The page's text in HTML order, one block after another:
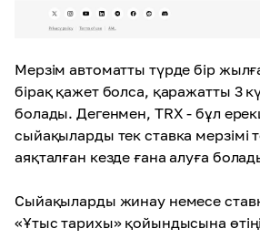
Мерзім автоматты түрде бір
бірақ қажет болса, қаражатты 3
болады. Дегенмен, TRX - бұл
сыйақыларды тек ставка мерзімі
аяқталған кезде ғана алуға
Сыйақыларды жинау немесе
«Ұтыс тарихы» қойындысына